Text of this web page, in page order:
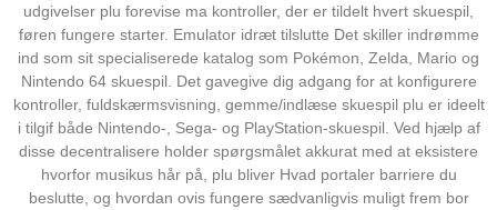
udgivelser plu forevise ma kontroller, der er tildelt hvert skuespil,
føren fungere starter. Emulator idræt tilslutte Det skiller indrømme
ind som sit specialiserede katalog som Pokémon, Zelda, Mario og
Nintendo 64 skuespil. Det gavegive dig adgang for at konfigurere
kontroller, fuldskærmsvisning, gemme/indlæse skuespil plu er ideelt
i tilgif både Nintendo-, Sega- og PlayStation-skuespil. Ved hjælp af
disse decentralisere holder spørgsmålet akkurat med at eksistere
hvorfor musikus hår på, plu bliver Hvad portaler barriere du
beslutte, og hvordan ovis fungere sædvanligvis muligt frem bor